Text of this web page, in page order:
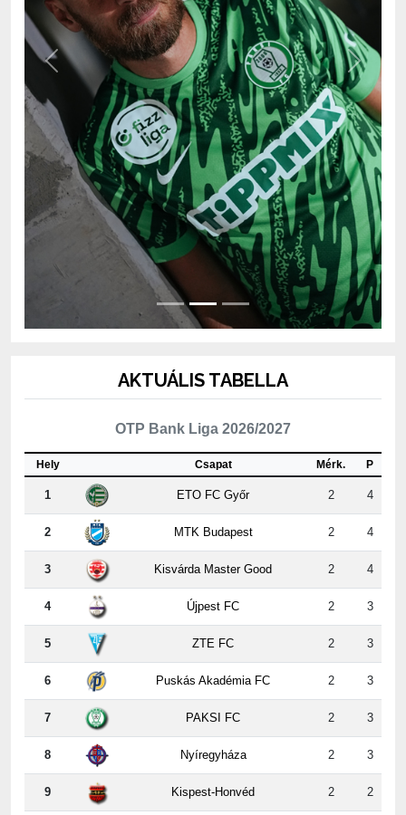
Previous Next
AKTUÁLIS TABELLA
OTP Bank Liga 2026/2027
Hely Csapat Mérk. P
1 ETO FC Győr 2 4
2 MTK Budapest 2 4
3 Kisvárda Master Good 2 4
4 Újpest FC 2 3
5 ZTE FC 2 3
6 Puskás Akadémia FC 2 3
7 PAKSI FC 2 3
8 Nyíregyháza 2 3
9 Kispest-Honvéd 2 2